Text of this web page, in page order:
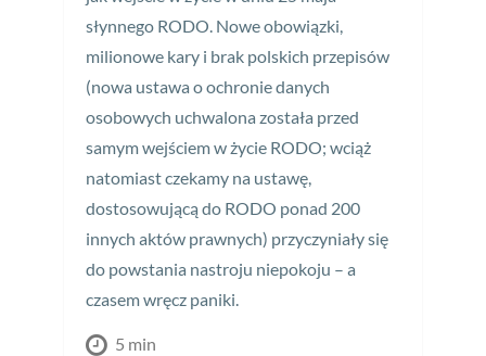
słynnego RODO. Nowe obowiązki,
milionowe kary i brak polskich przepisów
(nowa ustawa o ochronie danych
osobowych uchwalona została przed
samym wejściem w życie RODO; wciąż
natomiast czekamy na ustawę,
dostosowującą do RODO ponad 200
innych aktów prawnych) przyczyniały się
do powstania nastroju niepokoju – a
czasem wręcz paniki.
5 min